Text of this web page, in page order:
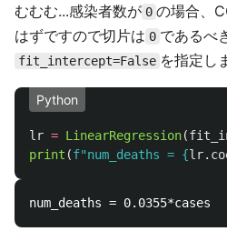
むむむ...感染者数が 0 の場合、
はずですので切片は 0 であるべ
fit_intercept=False を指定し
Python
lr = LinearRegression(
print (f"num_deaths = {lr.